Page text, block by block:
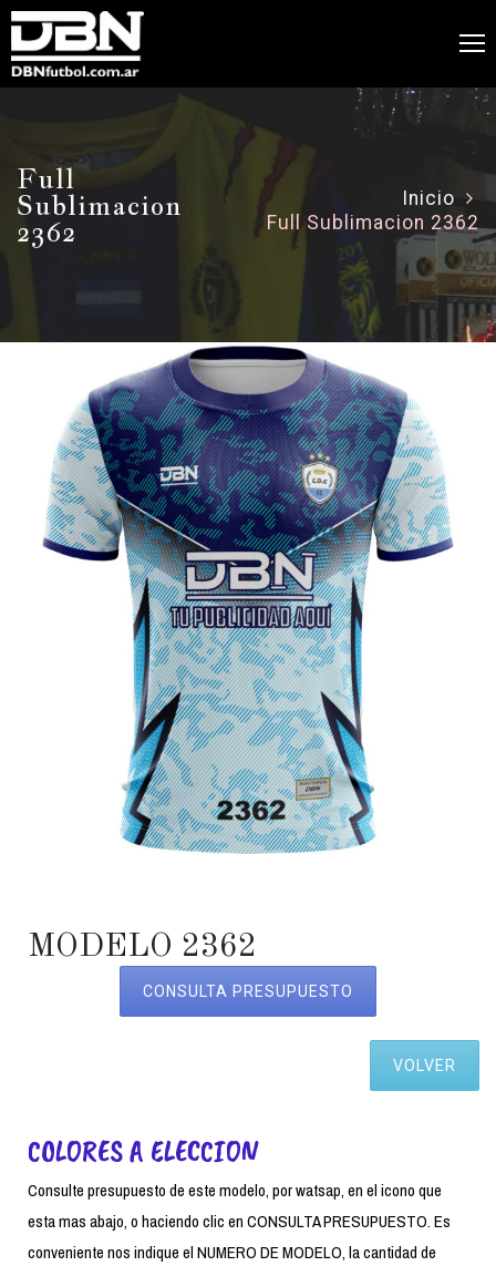
Full
Sublimacion
2362
Inicio
Full Sublimacion 2362
MODELO 2362
CONSULTA PRESUPUESTO
VOLVER
COLORES A ELECCION
Consulte presupuesto de este modelo, por watsap, en el icono que
esta mas abajo, o haciendo clic en CONSULTA PRESUPUESTO. Es
conveniente nos indique el NUMERO DE MODELO, la cantidad de